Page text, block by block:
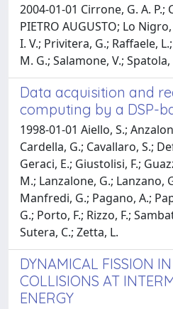
2004-01-01 Cirrone, G. A.
PIETRO AUGUSTO; Lo
I. V.; Privitera, G.; Raffaele,
M. G.; Salamone, V.;
Data acquisition and
computing by a DSP-
1998-01-01 Aiello, S.;
Cardella, G.; Cavallaro, S.;
Geraci, E.; Giustolisi, F.;
M.; Lanzalone, G.; Lanzano,
Manfredi, G.; Pagano, A.;
G.; Porto, F.; Rizzo, F.;
Sutera, C.; Zetta, L.
DYNAMICAL FISSION
COLLISIONS AT
ENERGY